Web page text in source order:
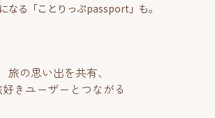
なる「ことりっぷpassport」も。
旅の思い出を共有、
きユーザーとつながる